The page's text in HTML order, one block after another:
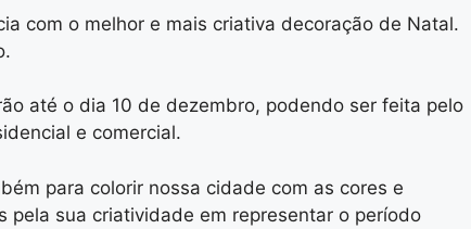
com o melhor e mais criativa decoração de Natal.
até o dia 10 de dezembro, podendo ser feita pelo
e comercial.
para colorir nossa cidade com as cores e
pela sua criatividade em representar o período